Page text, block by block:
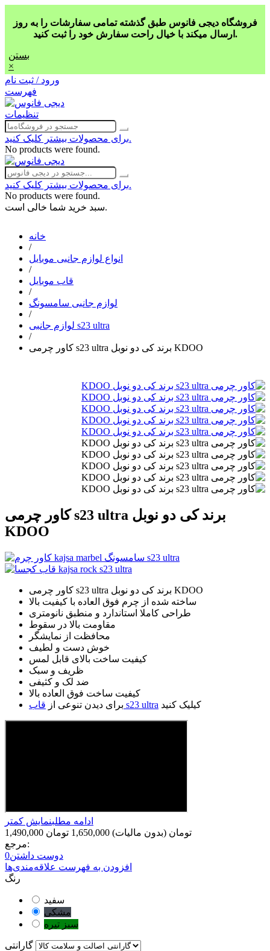
فروشگاه دیجی فانوس طبق گذشته تمامی سفارشات را به روز
ارسال میکند با خیال راحت سفارش خود را ثبت کنید.
بستن
×
ورود / ثبت نام
فهرست
تنظیمات
برای محصولات بیشتر کلیک کنید.
No products were found.
برای محصولات بیشتر کلیک کنید.
No products were found.
سبد خرید شما خالی است.
خانه
/
انواع لوازم جانبی موبایل
/
قاب موبایل
/
لوازم جانبی سامسونگ
/
لوازم جانبی s23 ultra
/
کاور چرمی s23 ultra برند کی دو نوبل KDOO
کاور چرمی s23 ultra برند کی دو نوبل
KDOO
کاور چرمی s23 ultra برند کی دو نوبل KDOO
ساخته شده از چرم فوق العاده با کیفیت بالا
طراحی کاملا استاندارد و منطبق نانومتری
مقاومت بالا در سقوط
محافظت از نمایشگر
خوش دست و لطیف
ظریف و سبک
ضد لک و کثیفی
کیفیت ساخت فوق العاده بالا
برای دیدن تنوعی از قاب s23 ultra کیلیک کنید
ادامه مطلبنمایش کمتر
1,490,000 تومان (بدون مالیات) 1,650,000 تومان
مرجع:
دوست داشتن0
افزودن به فهرست علاقه‌مندی‌ها
رنگ
سفید
مشکی
سبز تیره
گارانتی